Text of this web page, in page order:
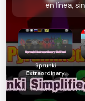
en línea,
Sprunki
Extraordinary
Shifted